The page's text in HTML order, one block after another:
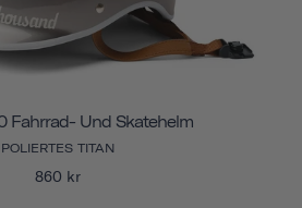
Fahrrad- Und Skatehelm
POLIERTES TITAN
860 kr